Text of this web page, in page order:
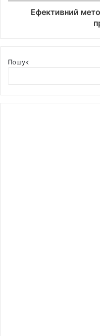
Ефективний
Пошук